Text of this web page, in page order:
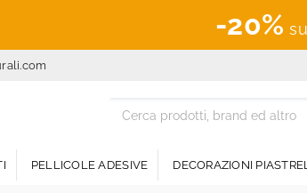
-20%
PELLICOLE ADESIVE DECORAZIONI